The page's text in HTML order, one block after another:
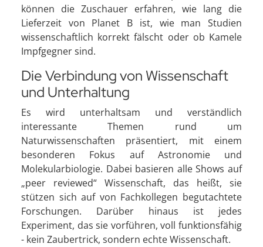
können die Zuschauer erfahren, wie lang die
Lieferzeit von Planet B ist, wie man Studien
wissenschaftlich korrekt fälscht oder ob Kamele
Impfgegner sind.
Die Verbindung von Wissenschaft
und Unterhaltung
Es wird unterhaltsam und verständlich
interessante Themen rund um
Naturwissenschaften präsentiert, mit einem
besonderen Fokus auf Astronomie und
Molekularbiologie. Dabei basieren alle Shows auf
„peer reviewed“ Wissenschaft, das heißt, sie
stützen sich auf von Fachkollegen begutachtete
Forschungen. Darüber hinaus ist jedes
Experiment, das sie vorführen, voll funktionsfähig
- kein Zaubertrick, sondern echte Wissenschaft.